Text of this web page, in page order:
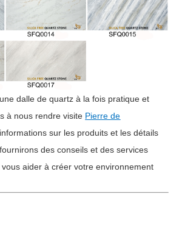
dalle de quartz à la fois pratique et
à nous rendre visite Pierre de
sur les produits et les détails
des conseils et des services
aider à créer votre environnement